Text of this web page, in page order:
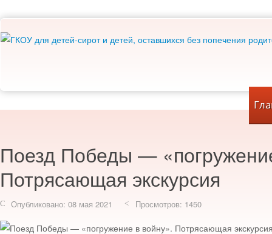
Поезд Победы —
Потрясающая экскурсия
Опубликовано: 08 мая 2021 Просмотров: 1450